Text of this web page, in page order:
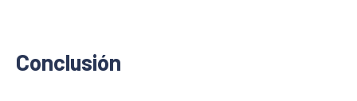
Conclusión